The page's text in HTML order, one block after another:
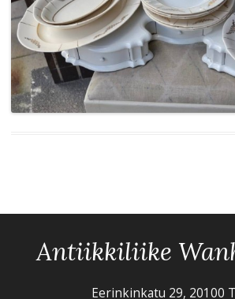
Antiikkiliike
Eerinkinkatu 29, 20100